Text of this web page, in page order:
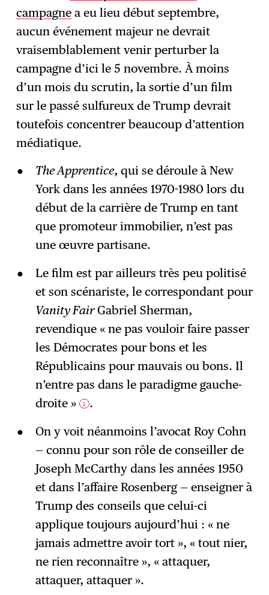
→
campagne a eu lieu début septembre,
aucun événement majeur ne devrait
vraisemblablement venir perturber la
campagne d’ici le 5 novembre. À moins
d’un mois du scrutin, la sortie d’un film
sur le passé sulfureux de Trump devrait
toutefois concentrer beaucoup d’attention
médiatique.
The Apprentice, qui se déroule à New
York dans les années 1970-1980 lors du
début de la carrière de Trump en tant
que promoteur immobilier, n’est pas
une œuvre partisane.
Le film est par ailleurs très peu politisé
et son scénariste, le correspondant pour
Vanity FairGabriel Sherman,
revendique « ne pas vouloir faire passer
les Démocrates pour bons et les
Républicains pour mauvais ou bons. Il
n’entre pas dans le paradigme gauche-
droite »
1 .
On y voit néanmoins l’avocat Roy Cohn
— connu pour son rôle de conseiller de
Joseph McCarthy dans les années 1950
et dans l’affaire Rosenberg — enseigner à
Trump des conseils que celui-ci
applique toujours aujourd’hui : « ne
jamais admettre avoir tort », « tout nier,
ne rien reconnaître », « attaquer,
attaquer, attaquer ».